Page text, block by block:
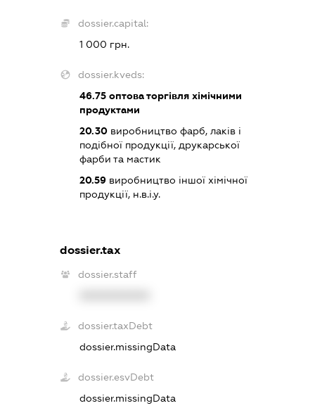
dossier.capital:
1 000 грн.
dossier.kveds:
46.75 оптова торгівля хімічними
продуктами
20.30 виробництво фарб, лаків і
подібної продукції, друкарської
фарби та мастик
20.59 виробництво іншої хімічної
продукції, н.в.і.у.
dossier.tax
dossier.staff
dossier.taxDebt
dossier.missingData
dossier.esvDebt
dossier.missingData